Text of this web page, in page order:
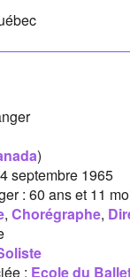
)
septembre 1965
: 60 ans et 11
, Chorégraphe,
: Ecole du